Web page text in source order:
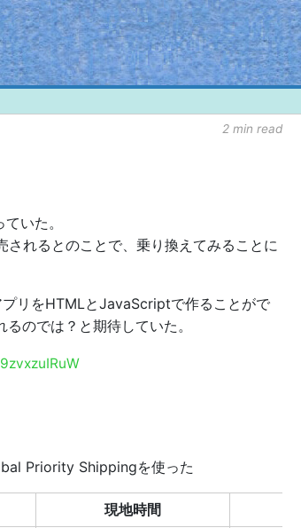
2 min read
いた。
れるとのことで、乗り換えてみることに
リをHTMLとJavaScriptで作ることがで
のでは？と期待していた。
Priority Shippingを使った
現地時間